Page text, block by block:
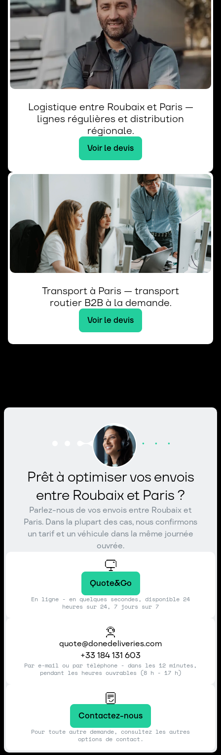
Logistique entre Roubaix et Paris —
lignes régulières et distribution
régionale.
Voir le devis
Transport à Paris — transport
routier B2B à la demande.
Voir le devis
Prêt à optimiser vos envois
entre Roubaix et Paris ?
Parlez-nous de vos envois entre Roubaix et
Paris. Dans la plupart des cas, nous confirmons
un tarif et un véhicule dans la même journée
ouvrée.
Quote&Go
En ligne - en quelques secondes, disponible 24
heures sur 24, 7 jours sur 7
quote@donedeliveries.com
+33 184 131 603
Par e-mail ou par téléphone - dans les 12 minutes,
pendant les heures ouvrables (8 h - 17 h)
Contactez-nous
Pour toute autre demande, consultez les autres
options de contact.